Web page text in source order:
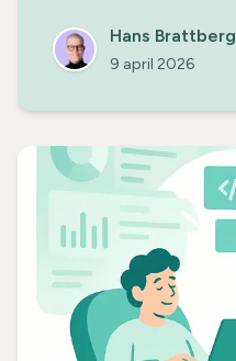
Hans Brattberg
9 april 2026